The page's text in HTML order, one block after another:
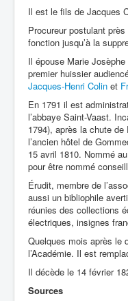
Il est le fils de Jacques
Procureur postulant
fonction jusqu’à la
Il épouse Marie
premier huissier
Jacques-Henri Colin et
En 1791 il est
l’abbaye Saint-Vaast.
1794), après la chute
l’ancien hôtel de
15 avril 1810. Nommé
pour être nommé
Érudit, membre de
aussi un bibliophile
réunies des collections
électriques, insignes
Quelques mois après le
l’Académie. Il est
Il décède le 14 février
Sources